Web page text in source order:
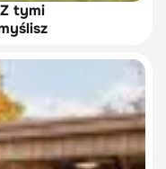
tymi